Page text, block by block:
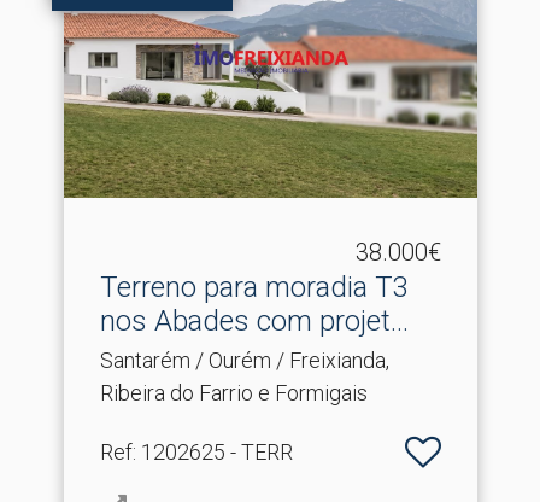
38.000€
Terreno para moradia T3
nos Abades com projet.​..
Santarém / Ourém / Freixianda,
Ribeira do Farrio e Formigais
Ref: 1202625 - TERR